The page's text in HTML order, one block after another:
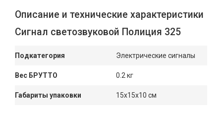
Описание и технические характеристики
Сигнал светозвуковой Полиция 325
Подкатегория Электрические сигналы
Вес БРУТТО 0.2 кг
Габариты упаковки 15x15x10 см